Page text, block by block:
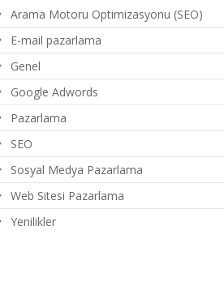
Arama Motoru Optimizasyonu (SEO)
E-mail pazarlama
Genel
Google Adwords
Pazarlama
SEO
Sosyal Medya Pazarlama
Web Sitesi Pazarlama
Yenilikler